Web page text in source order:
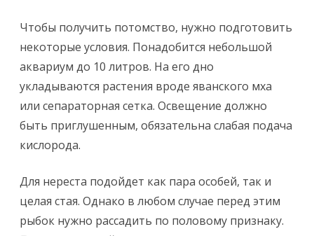
Чтобы получить потомство, нужно подготовить
некоторые условия. Понадобится небольшой
аквариум до 10 литров. На его дно
укладываются растения вроде яванского мха
или сепараторная сетка. Освещение должно
быть приглушенным, обязательна слабая подача
кислорода.
Для нереста подойдет как пара особей, так и
целая стая. Однако в любом случае перед этим
рыбок нужно рассадить по половому признаку.